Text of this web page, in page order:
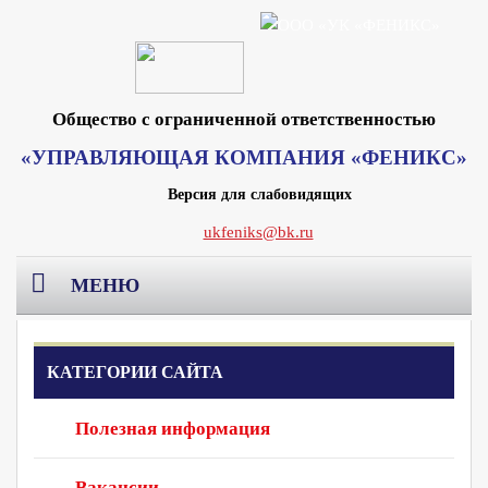
Общество с ограниченной ответственностью
«УПРАВЛЯЮЩАЯ КОМПАНИЯ «ФЕНИКС»
Версия для слабовидящих
ukfeniks@bk.ru
МЕНЮ
Главная
О компании
Реквизиты Москва
Раскрытие информации
КАТЕГОРИИ САЙТА
Полезная информация